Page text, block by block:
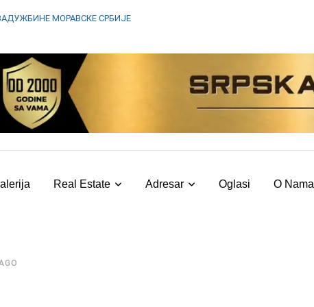
МОРАВСКЕ СРБИЈЕ
Real Estate Adresar Oglasi O Nama